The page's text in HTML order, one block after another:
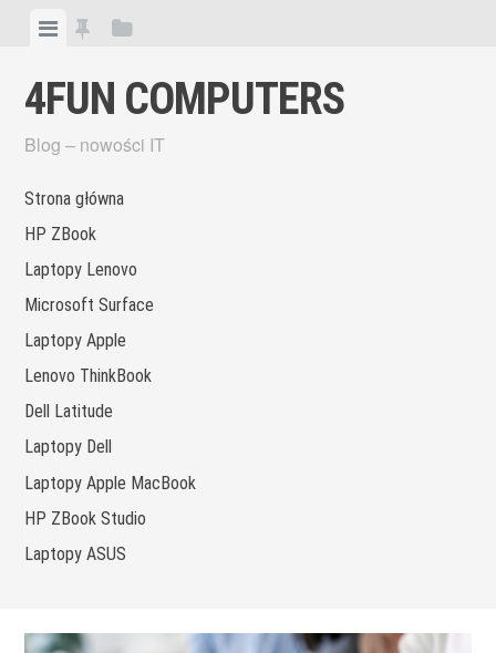
Skip
content
ViewView
posts
View
4FUN COMPUTERS
Blog – nowości IT
Strona główna
HP ZBook
Laptopy Lenovo
Microsoft Surface
Laptopy Apple
Lenovo ThinkBook
Dell Latitude
Laptopy Dell
Laptopy Apple MacBook
HP ZBook Studio
Laptopy ASUS